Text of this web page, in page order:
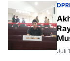
Juli